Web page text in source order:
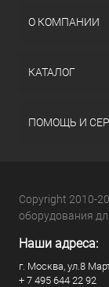
О КОМПАНИИ
КАТАЛОГ
ПОМОЩЬ И
Copyright 2010-
оборудования
Наши адреса:
г. Москва, ул.8
+ 7 495 644 22 92